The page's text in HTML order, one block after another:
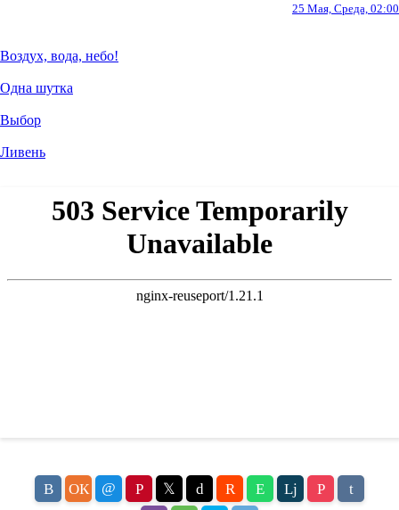
25 Мая, Среда, 02:00
Воздух, вода, небо!
Одна шутка
Выбор
Ливень
В ОК @ P 𝕏 d R E Lj P t